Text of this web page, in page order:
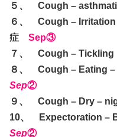
５、 Cough –
６、 Cough –
症 Sep③
７、 Cough –
８、 Cough – Eating –
Sep②
９、 Cough – Dry –
10、 Expectoration –
Sep②